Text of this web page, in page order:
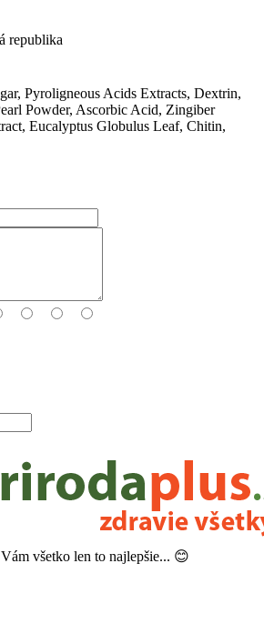
republika
Pyroligneous Acids Extracts, Dextrin,
Powder, Ascorbic Acid, Zingiber
Eucalyptus Globulus Leaf, Chitin,
všetko len to najlepšie... 😊